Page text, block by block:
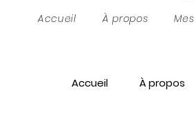
Accueil À propos
Accueil À propos